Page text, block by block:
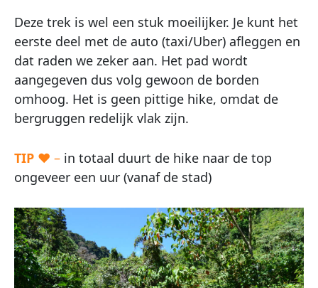
Deze trek is wel een stuk moeilijker. Je kunt het
eerste deel met de auto (taxi/Uber) afleggen en
dat raden we zeker aan. Het pad wordt
aangegeven dus volg gewoon de borden
omhoog. Het is geen pittige hike, omdat de
bergruggen redelijk vlak zijn.
TIP ♥ – in totaal duurt de hike naar de top
ongeveer een uur (vanaf de stad)